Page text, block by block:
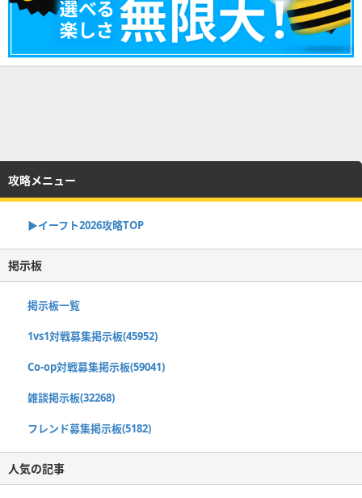
攻略メニュー
▶イーフト2026攻略TOP
掲示板
掲示板一覧
1vs1対戦募集掲示板(45952)
Co-op対戦募集掲示板(59041)
雑談掲示板(32268)
フレンド募集掲示板(5182)
人気の記事